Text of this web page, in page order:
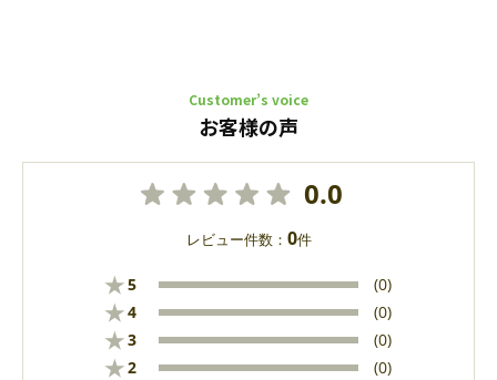
Customer’s voice
お客様の声
0.0
レビュー件数： 0件
★5 (0)
★4 (0)
★3 (0)
★2 (0)